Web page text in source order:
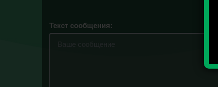
Текст сообщения: